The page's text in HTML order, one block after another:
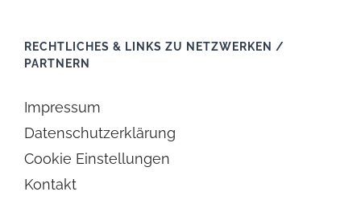
RECHTLICHES & LINKS ZU NETZWERKEN /
PARTNERN
Impressum
Datenschutzerklärung
Cookie Einstellungen
Kontakt